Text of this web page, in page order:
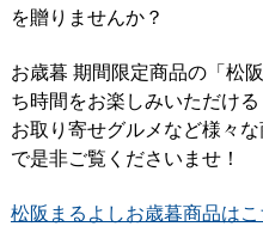
を贈りませんか？
お歳暮 期間限定商品の「松
ち時間をお楽しみいただける
お取り寄せグルメなど様々
で是非ご覧くださいませ！
松阪まるよしお歳暮商品は